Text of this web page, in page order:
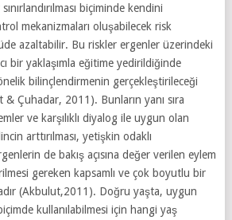
biçiminde kendini
mekanizmaları oluşabilecek risk
azaltabilir. Bu riskler ergenler üzerindeki
bir yaklaşımla eğitime yedirildiğinde
bilinçlendirmenin gerçekleştirileceği
Çuhadar, 2011). Bunların yanı sıra
ve karşılıklı diyalog ile uygun olan
arttırılması, yetişkin odaklı
de bakış açısına değer verilen eylem
gereken kapsamlı ve çok boyutlu bir
(Akbulut,2011). Doğru yaşta, uygun
kullanılabilmesi için hangi yaş